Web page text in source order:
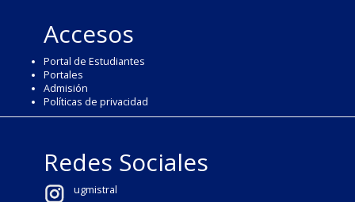
Accesos
Portal de Estudiantes
Portales
Admisión
Políticas de privacidad
Redes Sociales
ugmistral